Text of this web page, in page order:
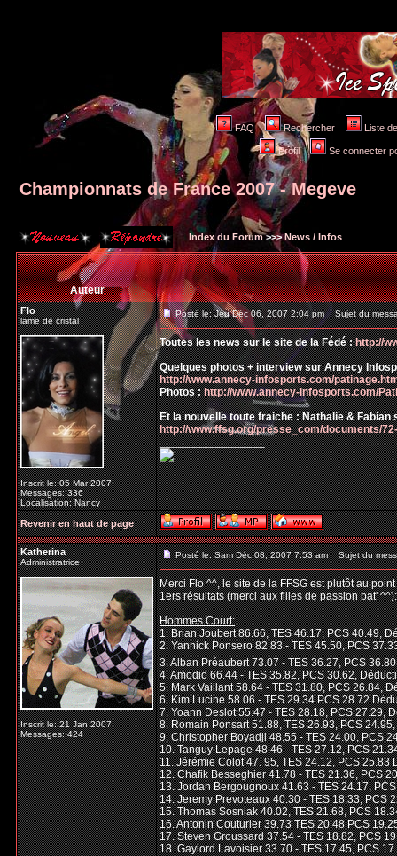
FAQ Rechercher Liste
Profil Se connecter
Championnats de France 2007 - Megeve
Index du Forum>>>News / Infos
Auteur
Flo
lame de cristal
Inscrit le: 05 Mar 2007
Messages: 336
Localisation: Nancy
Posté le: Jeu Déc 06, 2007 2:04 pm Sujet du
Toutes les news sur le site de la Fédé :http://
Quelques photos + interview sur Annecy
http://www.annecy-infosports.com/
Photos :http://www.annecy-infosports.com/
Et la nouvelle toute fraiche : Nathalie & Fabian
http://www.ffsg.org/presse_com/documents/
_________________
Revenir en haut de page
Katherina
Administratrice
Inscrit le: 21 Jan 2007
Messages: 424
Posté le: Sam Déc 08, 2007 7:53 am Sujet du
Merci Flo ^^, le site de la FFSG est plutôt au
1ers résultats (merci aux filles de passion pat' ^^):
Hommes Court:
1. Brian Joubert 86.66, TES 46.17, PCS 40.49,
2. Yannick Ponsero 82.83 - TES 45.50, PCS
3. Alban Préaubert 73.07 - TES 36.27, PCS
4. Amodio 66.44 - TES 35.82, PCS 30.62,
5. Mark Vaillant 58.64 - TES 31.80, PCS 26.84,
6. Kim Lucine 58.06 - TES 29.34 PCS 28.72
7. Yoann Deslot 55.47 - TES 28.18, PCS 27.29,
8. Romain Ponsart 51.88, TES 26.93, PCS
9. Christopher Boyadji 48.55 - TES 24.00, PCS
10. Tanguy Lepage 48.46 - TES 27.12, PCS
11. Jérémie Colot 47. 95, TES 24.12, PCS 25.83
12. Chafik Besseghier 41.78 - TES 21.36, PCS
13. Jordan Bergougnoux 41.63 - TES 24.17,
14. Jeremy Prevoteaux 40.30 - TES 18.33, PCS
15. Thomas Sosniak 40.02, TES 21.68, PCS
16. Antonin Couturier 39.73 TES 20.48 PCS
17. Steven Groussard 37.54 - TES 18.82, PCS
18. Gaylord Lavoisier 33.70 - TES 17.45, PCS